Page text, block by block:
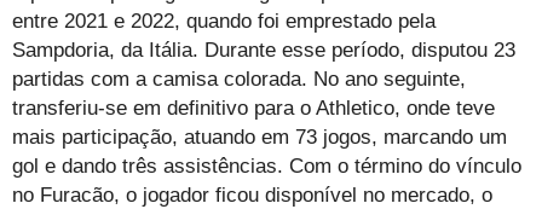
entre 2021 e 2022, quando foi emprestado pela
Sampdoria, da Itália. Durante esse período, disputou 23
partidas com a camisa colorada. No ano seguinte,
transferiu-se em definitivo para o Athletico, onde teve
mais participação, atuando em 73 jogos, marcando um
gol e dando três assistências. Com o término do vínculo
no Furacão, o jogador ficou disponível no mercado, o